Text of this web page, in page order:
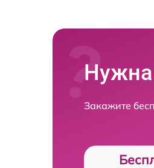
Нужна
Закажите